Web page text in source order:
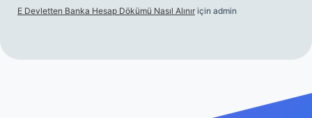
E Devletten Banka Hesap Dökümü Nasıl Alınır için admin